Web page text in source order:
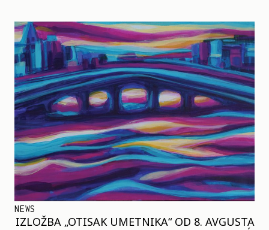
NEWS
IZLOŽBA „OTISAK UMETNIKA“ OD 8. AVGUSTA